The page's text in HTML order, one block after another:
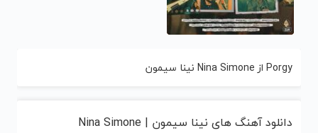
Porgy از Nina Simone نینا سیمون
دانلود آهنگ های نینا سیمون | Nina Simone